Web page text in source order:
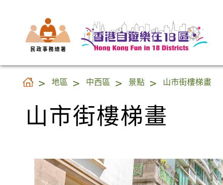
民 政 事 務 總 署
山市街樓梯畫
地區 中西區 景點 山市街樓梯畫
山市街樓梯畫